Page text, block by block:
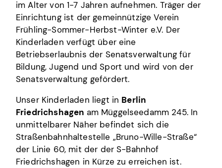
im Alter von 1-7 Jahren aufnehmen. Träger der
Einrichtung ist der gemeinnützige Verein
Frühling-Sommer-Herbst-Winter e.V. Der
Kinderladen verfügt über eine
Betriebserlaubnis der Senatsverwaltung für
Bildung, Jugend und Sport und wird von der
Senatsverwaltung gefördert.
Unser Kinderladen liegt in Berlin
Friedrichshagen am Müggelseedamm 245. In
unmittelbarer Näher befindet sich die
Straßenbahnhaltestelle „Bruno-Wille-Straße“
der Linie 60, mit der der S-Bahnhof
Friedrichshagen in Kürze zu erreichen ist.